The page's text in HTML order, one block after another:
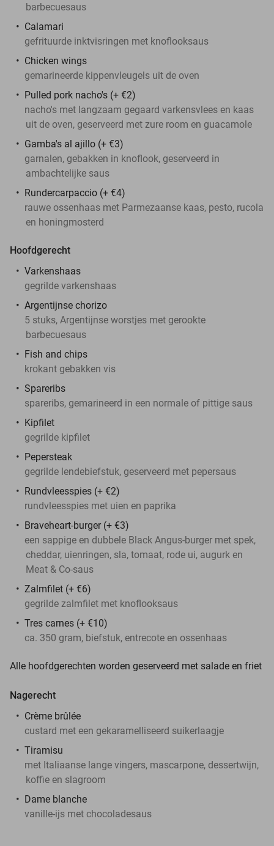
barbecuesaus
Calamari
gefrituurde inktvisringen met knoflooksaus
Chicken wings
gemarineerde kippenvleugels uit de oven
Pulled pork nacho's (+ €2)
nacho's met langzaam gegaard varkensvlees en kaas
uit de oven, geserveerd met zure room en guacamole
Gamba's al ajillo (+ €3)
garnalen, gebakken in knoflook, geserveerd in
ambachtelijke saus
Rundercarpaccio (+ €4)
rauwe ossenhaas met Parmezaanse kaas, pesto, rucola
en honingmosterd
Hoofdgerecht
Varkenshaas
gegrilde varkenshaas
Argentijnse chorizo
5 stuks, Argentijnse worstjes met gerookte
barbecuesaus
Fish and chips
krokant gebakken vis
Spareribs
spareribs, gemarineerd in een normale of pittige saus
Kipfilet
gegrilde kipfilet
Pepersteak
gegrilde lendebiefstuk, geserveerd met pepersaus
Rundvleesspies (+ €2)
rundvleesspies met uien en paprika
Braveheart-burger (+ €3)
een sappige en dubbele Black Angus-burger met spek,
cheddar, uienringen, sla, tomaat, rode ui, augurk en
Meat & Co-saus
Zalmfilet (+ €6)
gegrilde zalmfilet met knoflooksaus
Tres carnes (+ €10)
ca. 350 gram, biefstuk, entrecote en ossenhaas
Alle hoofdgerechten worden geserveerd met salade en friet
Nagerecht
Crème brûlée
custard met een gekaramelliseerd suikerlaagje
Tiramisu
met Italiaanse lange vingers, mascarpone, dessertwijn,
koffie en slagroom
Dame blanche
vanille-ijs met chocoladesaus